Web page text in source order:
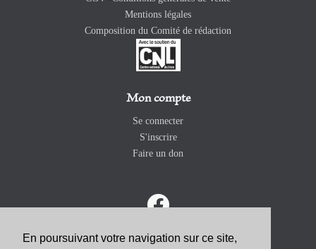
En poursuivant votre navigation sur ce site,
Mentions légales
Composition du Comité de rédaction
Mon compte
Se connecter
S'inscrire
Faire un don